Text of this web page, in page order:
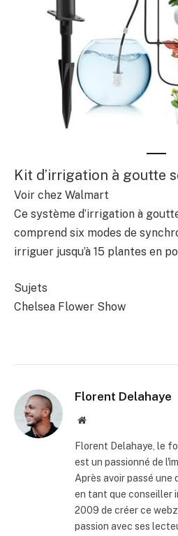
Kit d’irrigation à goutte
Voir chez Walmart
Ce système d’irrigation à
comprend six modes de
irriguer jusqu’à 15 plantes en
Sujets
Chelsea Flower Show
Florent Delahaye
Site
Florent Delahaye, le
est un passionné de
Après avoir passé une
en tant que conseiller
2009 de créer ce
passion avec ses